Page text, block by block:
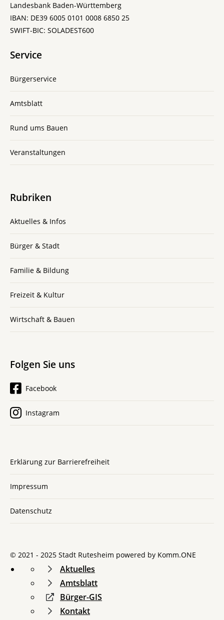
Landesbank Baden-Württemberg
IBAN: DE39 6005 0101 0008 6850 25
SWIFT-BIC: SOLADEST600
Service
Bürgerservice
Amtsblatt
Rund ums Bauen
Veranstaltungen
Rubriken
Aktuelles & Infos
Bürger & Stadt
Familie & Bildung
Freizeit & Kultur
Wirtschaft & Bauen
Folgen Sie uns
Facebook
Instagram
Erklärung zur Barrierefreiheit
Impressum
Datenschutz
© 2021 - 2025 Stadt Rutesheim powered by Komm.ONE
Aktuelles
Amtsblatt
Bürger-GIS
Kontakt